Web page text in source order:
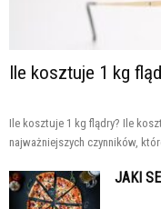
Ile kosztuje 1 kg
Ile kosztuje 1 kg flądry? Ile
najważniejszych czynników,
JAKI